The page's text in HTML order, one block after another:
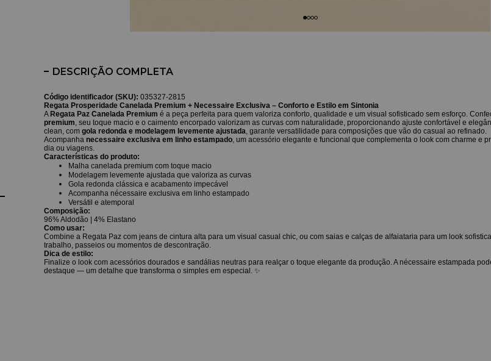
DESCRIÇÃO COMPLETA
Código identificador (SKU): 035327-2815
Regata Prosperidade Canelada Premium + Necessaire Exclusiva – Conforto e Estilo em Sintonia
ARegata Paz Canelada Premium é a peça perfeita para quem valoriza conforto, qualidade e um visual sofisticado sem esforço.
premium , seu toque macio e o caimento encorpado valorizam as curvas com naturalidade, proporcionando ajuste confortável e
clean, com gola redonda e modelagem levemente ajustada , garante versatilidade para composições que vão do casual ao refinado.
Acompanha necessaire exclusiva em linho estampado , um acessório elegante e funcional que complementa o look com charme e
dia ou viagens.
Características do produto:
Malha canelada premium com toque macio
Modelagem levemente ajustada que valoriza as curvas
Gola redonda clássica e acabamento impecável
Acompanha nécessaire exclusiva em linho estampado
Versátil e atemporal
Composição:
96% Aldodão | 4% Elastano
Como usar:
Combine a Regata Paz com jeans de cintura alta para um visual casual chic, ou com saias e calças de alfaiataria para um look
trabalho, passeios ou momentos de descontração.
Dica de estilo:
Finalize o look com acessórios dourados e sandálias neutras para realçar o toque elegante da produção. A nécessaire estampada
destaque — um detalhe que transforma o simples em especial. ✨